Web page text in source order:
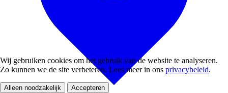
Wij gebruiken cookies om het gebruik van de website te analyseren.
Zo kunnen we de site verbeteren. Lees meer in ons privacybeleid.
Alleen noodzakelijk Accepteren